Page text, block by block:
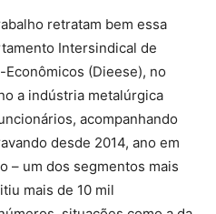
retratam bem essa
Intersindical de
(Dieese), no
a indústria metalúrgica
acompanhando
desde 2014, ano em
– um dos segmentos mais
mais de 10 mil